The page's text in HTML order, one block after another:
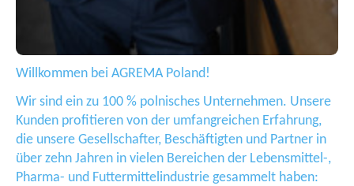
Willkommen bei AGREMA Poland!
Wir sind ein zu 100 % polnisches Unternehmen. Unsere
Kunden profitieren von der umfangreichen Erfahrung,
die unsere Gesellschafter, Beschäftigten und Partner in
über zehn Jahren in vielen Bereichen der Lebensmittel-,
Pharma- und Futtermittelindustrie gesammelt haben: